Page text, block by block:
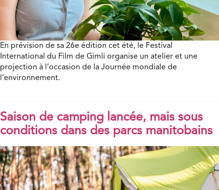
En prévision de sa 26e édition cet été, le Festival
International du Film de Gimli organise un atelier et une
projection à l’occasion de la Journée mondiale de
l’environnement.
Saison de camping lancée, mais sous
conditions dans des parcs manitobains